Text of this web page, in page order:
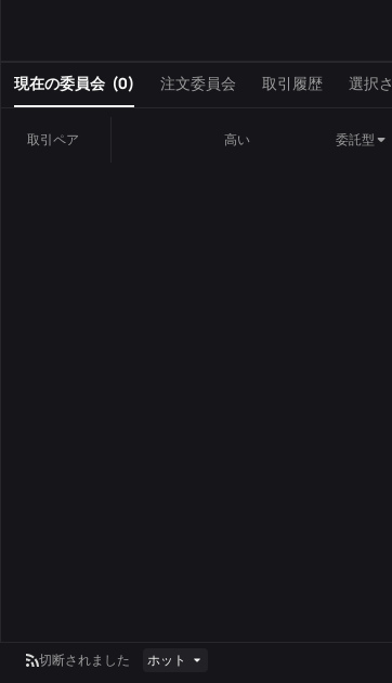
現在の委員会 (0) 注文委員会 取引履歴 選択
取引ペア 高い 委託型
切断されました ホット